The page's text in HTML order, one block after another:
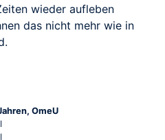
wieder aufleben
das nicht mehr wie in
OmeU